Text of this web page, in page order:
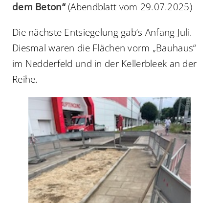
dem Beton“(Abendblatt vom 29.07.2025)
Die nächste Entsiegelung gab’s Anfang Juli.
Diesmal waren die Flächen vorm „Bauhaus“
im Nedderfeld und in der Kellerbleek an der
Reihe.